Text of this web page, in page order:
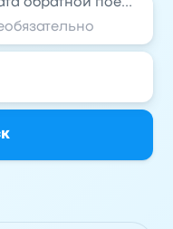
Дата обратной поездки